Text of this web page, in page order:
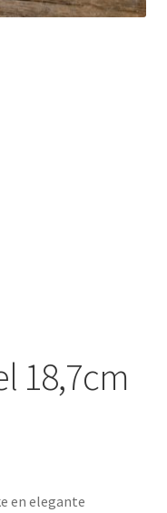
18,7cm
en elegante